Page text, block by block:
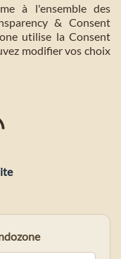
à l'ensemble des
& Consent
utilise la Consent
modifier vos choix